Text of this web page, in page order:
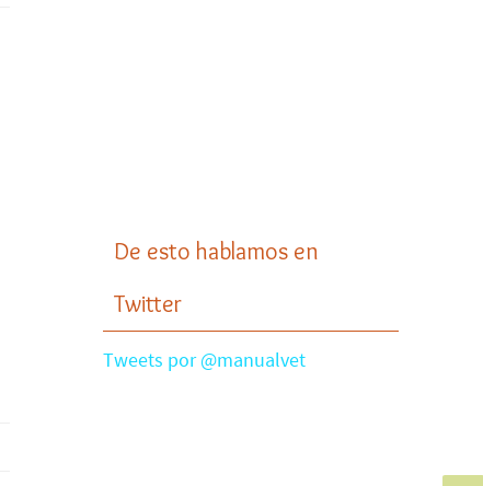
De esto hablamos en
Twitter
Tweets por @manualvet